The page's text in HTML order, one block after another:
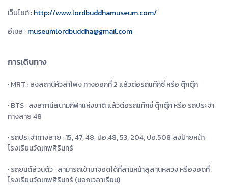
เว็บไซต์ :http://www.lordbuddhamuseum.com/
อีเมล :museumlordbuddha@gmail.com
การเดินทาง
· MRT : ลงสถานีหัวลำโพง ทางออกที่ 2 แล้วต่อรถแท๊กซี่ หรือ ตุ๊กตุ๊ก
· BTS : ลงสถานีสนามกีฬาแห่งชาติ แล้วต่อรถแท๊กซี่ ตุ๊กตุ๊ก หรือ รถประจำ
ทางสาย 48
· รถประจำทางสาย : 15, 47, 48, ปอ.48, 53, 204, ปอ.508 ลงป้ายหน้า
โรงเรียนวัดเทพศิรินทร์
· รถยนต์ส่วนตัว : สามารถเข้ามาจอดได้ที่ลานหน้าสุสานหลวง หรือจอดที่
โรงเรียนวัดเทพศิรินทร์(นอกเวลาเรียน)